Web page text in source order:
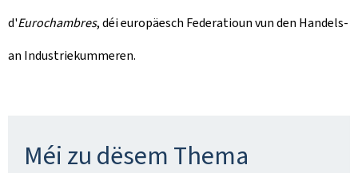
d'Eurochambres, déi europäesch Federatioun vun den Handels-
an Industriekummeren.
Méi zu dësem Thema